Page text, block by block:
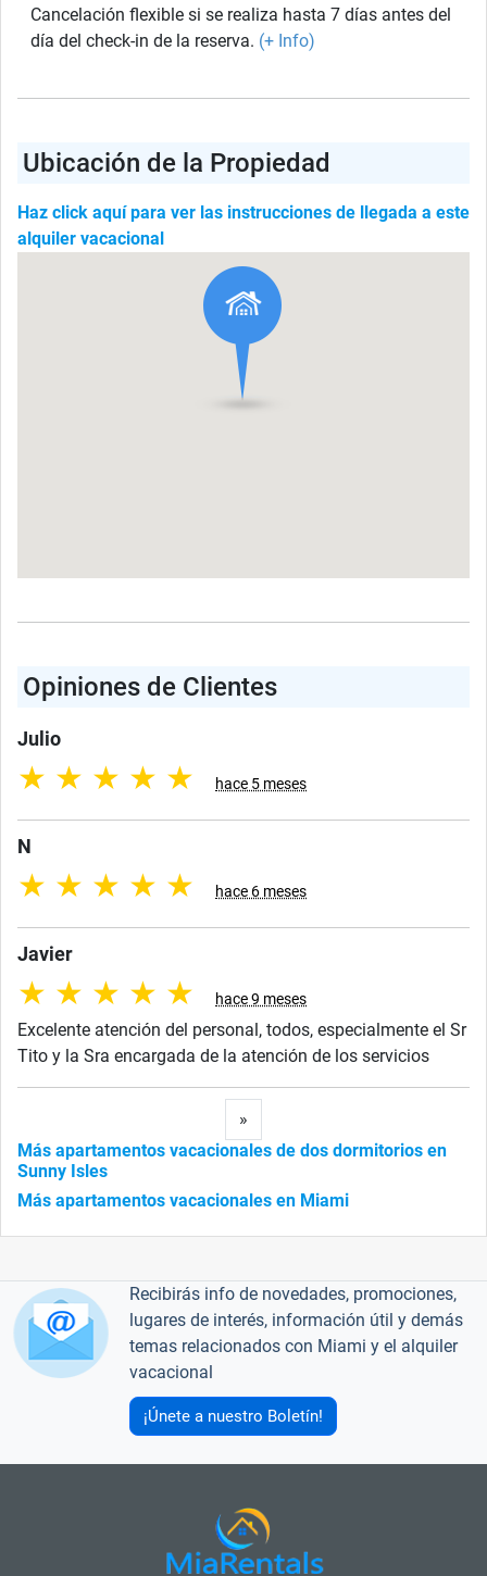
Cancelación flexible si se realiza hasta 7 días antes del
día del check-in de la reserva. (+ Info)
Ubicación de la Propiedad
Haz click aquí para ver las instrucciones de llegada a este
alquiler vacacional
Opiniones de Clientes
Julio
★ ★ ★ ★ ★ hace 5 meses
N
★ ★ ★ ★ ★ hace 6 meses
Javier
★ ★ ★ ★ ★ hace 9 meses
Excelente atención del personal, todos, especialmente el Sr
Tito y la Sra encargada de la atención de los servicios
»
Más apartamentos vacacionales de dos dormitorios en
Sunny Isles
Más apartamentos vacacionales en Miami
Recibirás info de novedades, promociones,
lugares de interés, información útil y demás
temas relacionados con Miami y el alquiler
vacacional
¡Únete a nuestro Boletín!